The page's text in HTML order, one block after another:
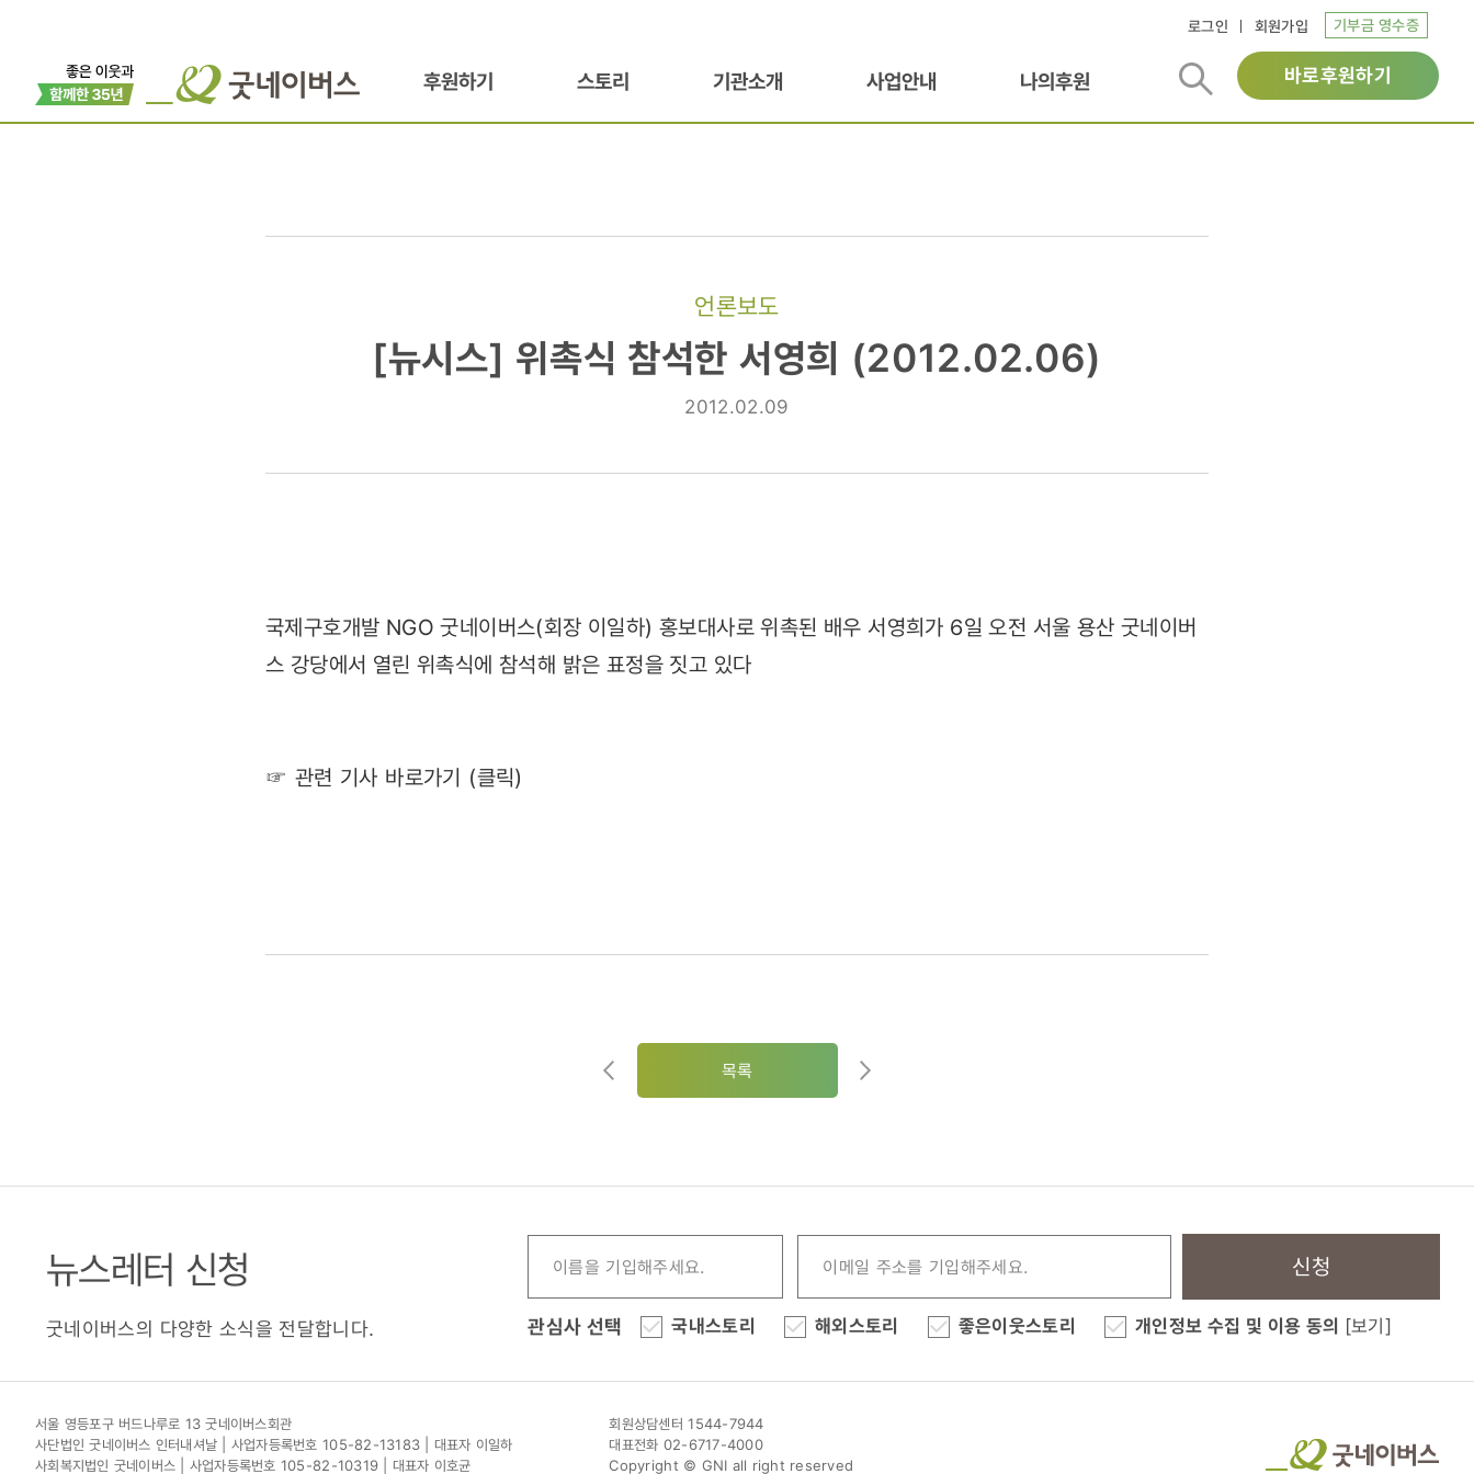
로그인 회원가입 기부금 영수증
후원하기 스토리 기관소개 사업안내 나의후원 바로후원하기
언론보도
[뉴시스]
참석한
[뉴시스] 위촉식 참석한 서영희 (2012.02.06)
2012.02.09
국제구호개발 NGO 굿네이버스(회장 이일하) 홍보대사로 위촉된 배우 서영희가 6일 오전 서울 용산 굿네이버
스 강당에서 열린 위촉식에 참석해 밝은 표정을 짓고 있다
☞ 관련 기사 바로가기 (클릭)
목록
뉴스레터 신청
굿네이버스의 다양한 소식을 전달합니다.
신청
관심사 선택 국내스토리 해외스토리 좋은이웃스토리 개인정보 수집 및 이용 동의 [보기]
서울 영등포구 버드나루로 13 굿네이버스회관
사단법인 굿네이버스 인터내셔날 | 사업자등록번호 105-82-13183 | 대표자 이일하
사회복지법인 굿네이버스 | 사업자등록번호 105-82-10319 | 대표자 이호균
회원상담센터 1544-7944
대표전화 02-6717-4000
Copyright © GNI all right reserved